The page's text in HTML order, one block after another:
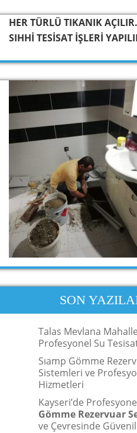
HER TÜRLÜ TIKANIK AÇILIR.
SIHHİ TESİSAT İŞLERİ
SON
Talas Mevlana
Profesyonel Su
Sıamp Gömme
Sistemleri ve
Hizmetleri
Kayseri’de
Gömme Rezervuar
ve Çevresinde